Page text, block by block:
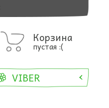
Корзина
пустая :(
VIBER